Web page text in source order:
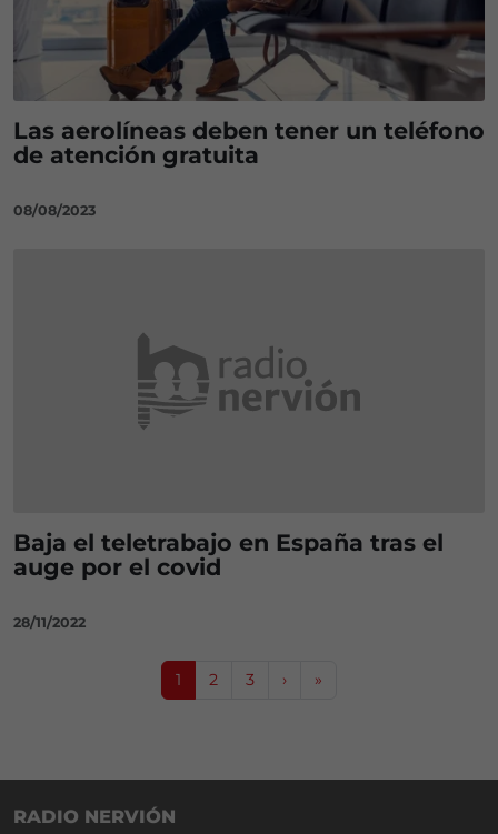
Las aerolíneas deben tener un teléfono
de atención gratuita
08/08/2023
Baja el teletrabajo en España tras el
auge por el covid
28/11/2022
Current Page
1 Page
2 Page
3 › »
RADIO NERVIÓN